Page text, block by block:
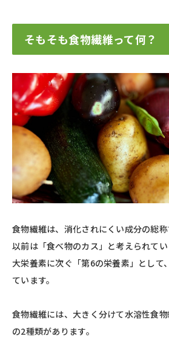
そもそも食物繊維って何？
食物繊維は、消化されにくい成分の総称
以前は「食べ物のカス」と考えられて
大栄養素に次ぐ「第6の栄養素」として
ています。
食物繊維には、大きく分けて水溶性食
の2種類があります。